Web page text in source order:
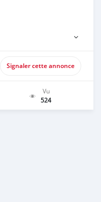
Signaler cette annonce
Vu
524